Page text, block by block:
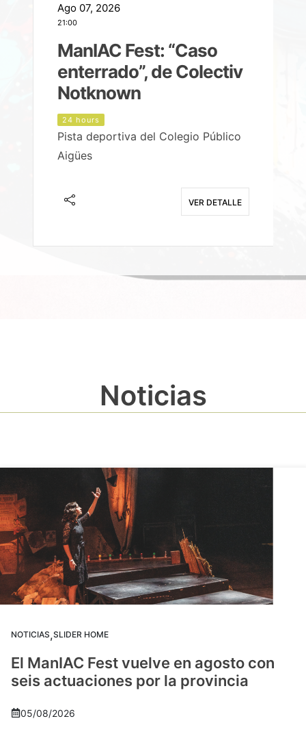
Ago 07, 2026
21:00
ManIAC Fest: “Caso
enterrado”, de Colectiv
Notknown
24 hours
Pista deportiva del Colegio Público
Aigües
VER DETALLE
Noticias
NOTICIAS,SLIDER HOME
El ManIAC Fest vuelve en agosto con
seis actuaciones por la provincia
05/08/2026